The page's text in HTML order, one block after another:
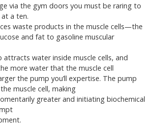
via the gym doors you must be raring to
a ten.
waste products in the muscle cells—the
and fat to gasoline muscular
attracts water inside muscle cells, and
more water that the muscle cell
the pump you’ll expertise. The pump
muscle cell, making
greater and initiating biochemical